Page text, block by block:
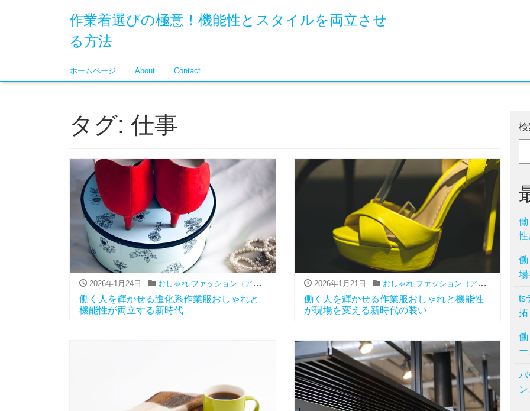
作業着選びの極意！機能性とスタイルを両立させ
る方法
ホームページ About Contact
タグ: 仕事
2026年1月24日 おしゃれ, ファッション（アパレル関連） 作業服
働く人を輝かせる進化系作業服おしゃれと
機能性が両立する新時代
2026年1月21日 おしゃれ, ファッション（アパレル関連）
働く人を輝かせる作業服おしゃれと機能性
が現場を変える新時代の装い
検
働
性
働
場
ts
拓
働
バ